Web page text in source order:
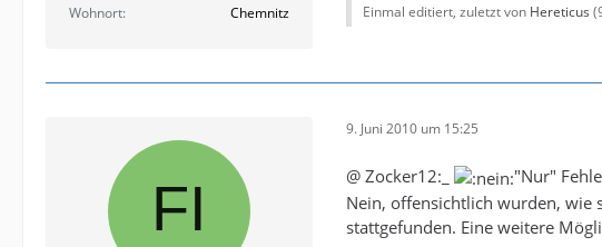
Wohnort
Chemnitz Einmal editiert, zuletzt von Hereticus (
9. Juni 2010 um 15:25
@ Zocker12:_
"Nur"
Nein, offensichtlich wurden, wie
stattgefunden. Eine weitere